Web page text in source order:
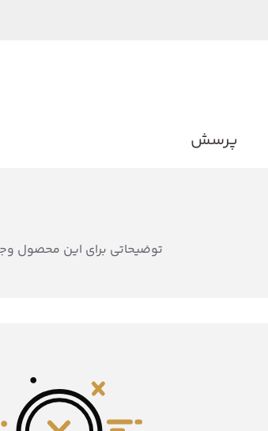
پرسش
توضیحاتی برای این محصول